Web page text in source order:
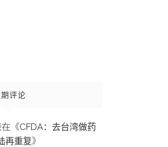
评论
《CFDA：去台湾做药
再重复》